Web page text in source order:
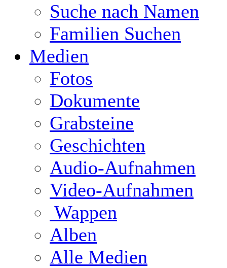
Suche nach Namen
Familien Suchen
Medien
Fotos
Dokumente
Grabsteine
Geschichten
Audio-Aufnahmen
Video-Aufnahmen
Wappen
Alben
Alle Medien